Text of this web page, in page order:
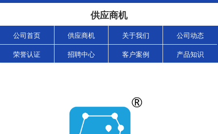
供应商机
公司首页 供应商机 关于我们 公司动态
荣誉认证 招聘中心 客户案例 产品知识